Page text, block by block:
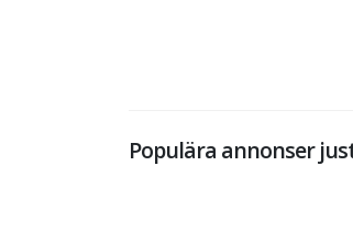
Populära annonser